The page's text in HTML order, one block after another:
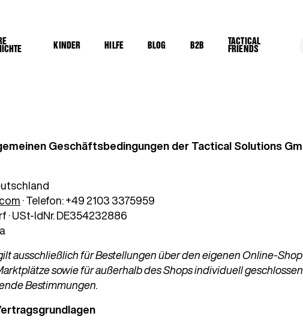
KINDER HILFE BLOG B2B TACTICAL
FRIENDS
Geschäftsbedingungen der Tactical Solutions
· Telefon: +49 2103 3375959
· USt-IdNr. DE354232886
ausschließlich für Bestellungen über den eigenen Online-
sowie für außerhalb des Shops individuell
Bestimmungen.